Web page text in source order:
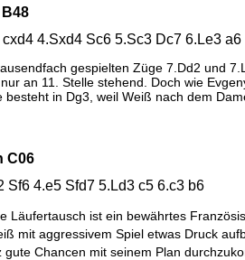
4.Sxd4 Sc6 5.Sc3 Dc7 6.Le3 a6
gespielten Züge 7.Dd2 und
an 11. Stelle stehend. Doch wie
besteht in Dg3, weil Weiß nach dem
C06
Sf6 4.e5 Sfd7 5.Ld3 c5 6.c3 b6
Läufertausch ist ein bewährtes
mit aggressivem Spiel etwas Druck
gute Chancen mit seinem Plan